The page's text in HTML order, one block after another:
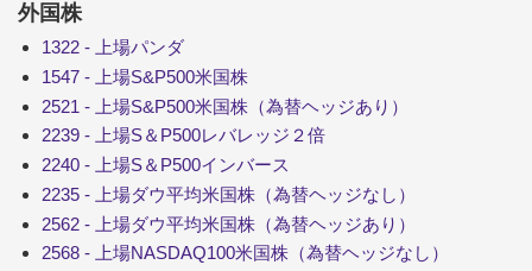
外国株
1322 - 上場パンダ
1547 - 上場S&P500米国株
2521 - 上場S&P500米国株（為替ヘッジあり）
2239 - 上場S＆P500レバレッジ２倍
2240 - 上場S＆P500インバース
2235 - 上場ダウ平均米国株（為替ヘッジなし）
2562 - 上場ダウ平均米国株（為替ヘッジあり）
2568 - 上場NASDAQ100米国株（為替ヘッジなし）